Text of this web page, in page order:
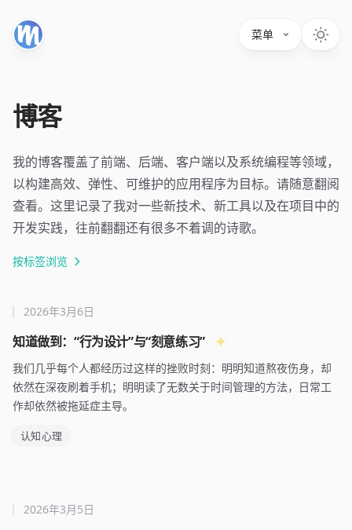
菜单
博客
我的博客覆盖了前端、后端、客户端以及系统编程等领域，
以构建高效、弹性、可维护的应用程序为目标。请随意翻阅
查看。这里记录了我对一些新技术、新工具以及在项目中的
开发实践，往前翻翻还有很多不着调的诗歌。
按标签浏览
知道做到：“行为设计”与“刻意练习”
2026年3月6日
我们几乎每个人都经历过这样的挫败时刻：明明知道熬夜伤身，却
依然在深夜刷着手机；明明读了无数关于时间管理的方法，日常工
作却依然被拖延症主导。
认知心理
2026年3月5日